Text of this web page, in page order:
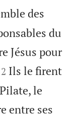
des
du
Jésus pour


2 Ils le firent
le
entre ses